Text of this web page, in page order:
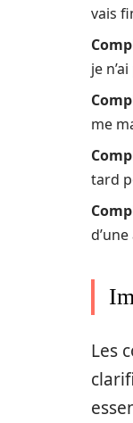
vais
je
me
tard
Les